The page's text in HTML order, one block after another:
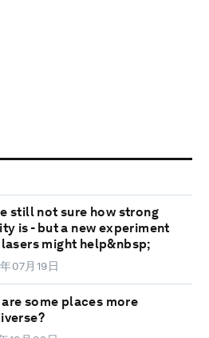
still not sure how strong
is - but a new experiment
might help&nbsp;
07月19日
are some places more